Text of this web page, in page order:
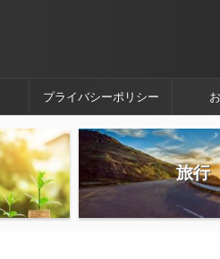
プライバシーポリシー
旅行